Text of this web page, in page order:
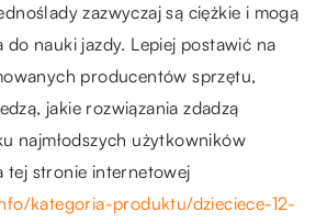
zazwyczaj są ciężkie i mogą
nauki jazdy. Lepiej postawić na
producentów sprzętu,
jakie rozwiązania zdadzą
najmłodszych użytkowników
tej stronie internetowej
kategoria-produktu/dzieciece-12-